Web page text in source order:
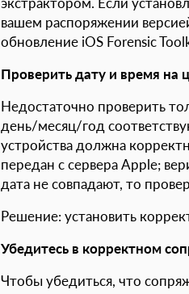
вашем распоряжении
обновление iOS Forensic
Проверить дату и время на
Недостаточно проверить
день/месяц/год
устройства должна
передан с сервера Apple;
дата не совпадают, то
Решение: установить
Убедитесь в корректном
Чтобы убедиться, что